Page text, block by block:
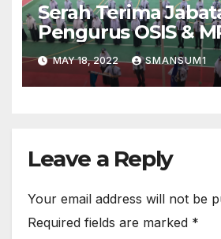
Serah Terima
Pengurus OSIS &
2021/2022
MAY 18, 2022 SMANSUM1
Leave a Reply
Your email address will not be
Required fields are marked *